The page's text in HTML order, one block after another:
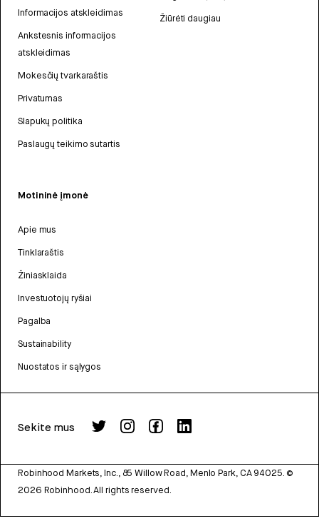
Informacijos atskleidimas
Ankstesnis informacijos
atskleidimas
Mokesčių tvarkaraštis
Privatumas
Slapukų politika
Paslaugų teikimo sutartis
Žiūrėti daugiau
Motininė įmonė
Apie mus
Tinklaraštis
Žiniasklaida
Investuotojų ryšiai
Pagalba
Sustainability
Nuostatos ir sąlygos
Sekite mus
Robinhood Markets, Inc., 85 Willow Road, Menlo Park, CA 94025. ©
2026 Robinhood. All rights reserved.